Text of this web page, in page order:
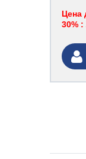
Цена
30% :